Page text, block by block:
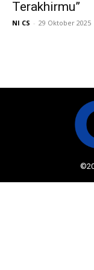
Terakhirmu”
NI CS - 29 Oktober 2025